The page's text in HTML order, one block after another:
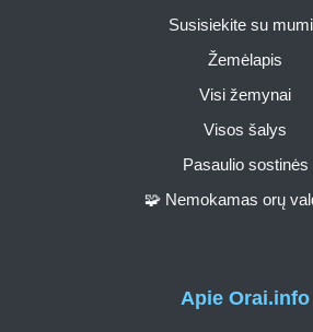
Apie Orai.info
Susisiekite su
Žemėlapis
Visi žemynai
Visos šalys
Pasaulio sostinės
🧩 Nemokamas orų